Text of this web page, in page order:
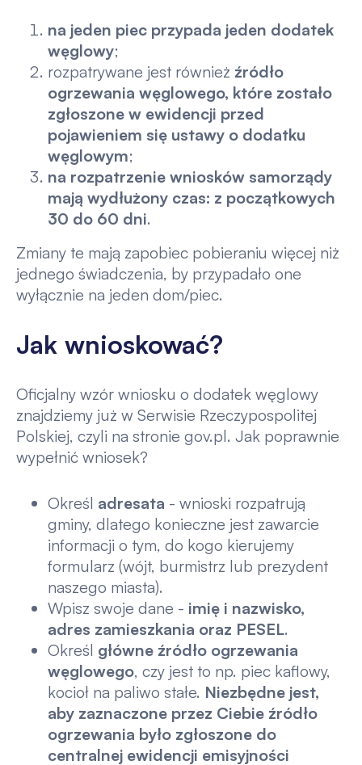
na jeden piec przypada jeden dodatek
węglowy;
rozpatrywane jest również źródło
ogrzewania węglowego, które zostało
zgłoszone w ewidencji przed
pojawieniem się ustawy o dodatku
węglowym;
na rozpatrzenie wniosków samorządy
mają wydłużony czas: z początkowych
30 do 60 dni.
Zmiany te mają zapobiec pobieraniu więcej niż
jednego świadczenia, by przypadało one
wyłącznie na jeden dom/piec.
Jak wnioskować?
Oficjalny wzór wniosku o dodatek węglowy
znajdziemy już w Serwisie Rzeczypospolitej
Polskiej, czyli na stronie gov.pl. Jak poprawnie
wypełnić wniosek?
Określ adresata - wnioski rozpatrują
gminy, dlatego konieczne jest zawarcie
informacji o tym, do kogo kierujemy
formularz (wójt, burmistrz lub prezydent
naszego miasta).
Wpisz swoje dane - imię i nazwisko,
adres zamieszkania oraz PESEL.
Określ główne źródło ogrzewania
węglowego, czy jest to np. piec kaflowy,
kocioł na paliwo stałe. Niezbędne jest,
aby zaznaczone przez Ciebie źródło
ogrzewania było zgłoszone do
centralnej ewidencji emisyjności